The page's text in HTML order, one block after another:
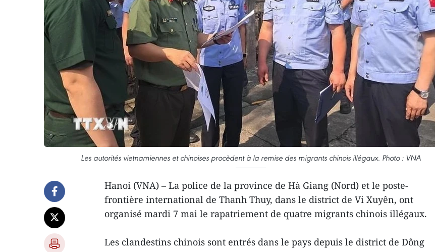
Les autorités vietnamiennes et chinoises procèdent à la remise des migrants chinois illégaux. Photo : VNA
Hanoi (VNA) – La police de la province de Hà Giang (Nord) et le poste-
frontière international de Thanh Thuy, dans le district de Vi Xuyên, ont
organisé mardi 7 mai le rapatriement de quatre migrants chinois illégaux.
Les clandestins chinois sont entrés dans le pays depuis le district de Dông